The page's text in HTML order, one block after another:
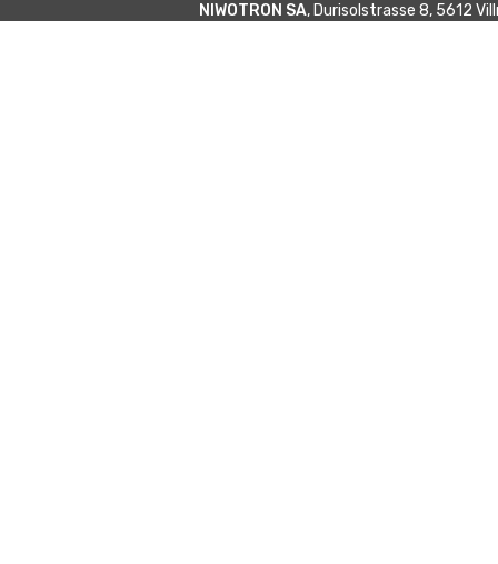
NIWOTRON SA, Durisolstrasse 8, 5612